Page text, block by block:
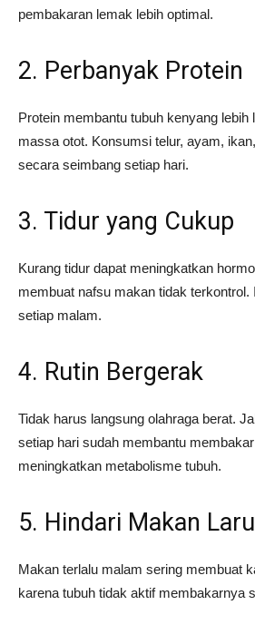
pembakaran lemak lebih optimal.
2. Perbanyak Protein
Protein membantu tubuh kenyang lebih
massa otot. Konsumsi telur, ayam,
secara seimbang setiap hari.
3. Tidur yang Cukup
Kurang tidur dapat meningkatkan
membuat nafsu makan tidak terkontrol.
setiap malam.
4. Rutin Bergerak
Tidak harus langsung olahraga berat.
setiap hari sudah membantu
meningkatkan metabolisme tubuh.
5. Hindari Makan
Makan terlalu malam sering membuat
karena tubuh tidak aktif membakarnya